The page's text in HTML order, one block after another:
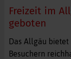
Freizeit im
geboten
Das Allgäu
Besuchern